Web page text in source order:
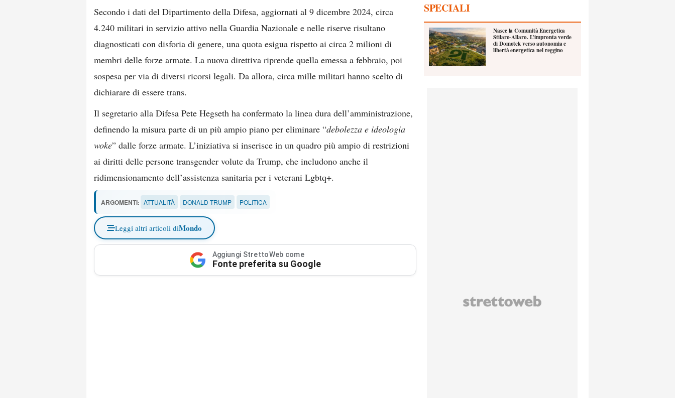
Secondo i dati del Dipartimento della Difesa, aggiornati al 9 dicembre 2024, circa
4.240 militari in servizio attivo nella Guardia Nazionale e nelle riserve risultano
diagnosticati con disforia di genere, una quota esigua rispetto ai circa 2 milioni di
membri delle forze armate. La nuova direttiva riprende quella emessa a febbraio, poi
sospesa per via di diversi ricorsi legali. Da allora, circa mille militari hanno scelto di
dichiarare di essere trans.
Il segretario alla Difesa Pete Hegseth ha confermato la linea dura dell’amministrazione,
definendo la misura parte di un più ampio piano per eliminare “debolezza e ideologia
woke” dalle forze armate. L’iniziativa si inserisce in un quadro più ampio di restrizioni
ai diritti delle persone transgender volute da Trump, che includono anche il
ridimensionamento dell’assistenza sanitaria per i veterani Lgbtq+.
ARGOMENTI: ATTUALITÀ DONALD TRUMP POLITICA
Leggi altri articoli diMondo
Aggiungi StrettoWeb come
Fonte preferita su Google
SPECIALI
Nasce la Comunità Energetica
Stilaro-Allaro. L’impronta verde
di Domotek verso autonomia e
libertà energetica nel reggino